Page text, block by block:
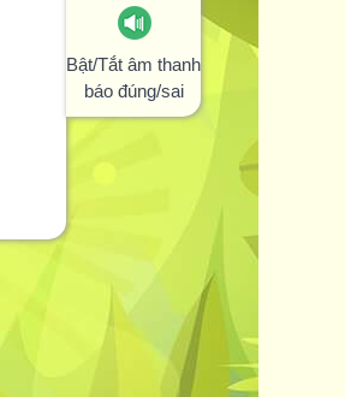
Bật/Tắt âm thanh
báo đúng/sai